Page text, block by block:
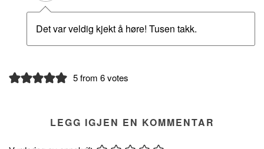
Det var veldig kjekt å høre! Tusen takk.
5 from 6 votes
LEGG IGJEN EN KOMMENTAR